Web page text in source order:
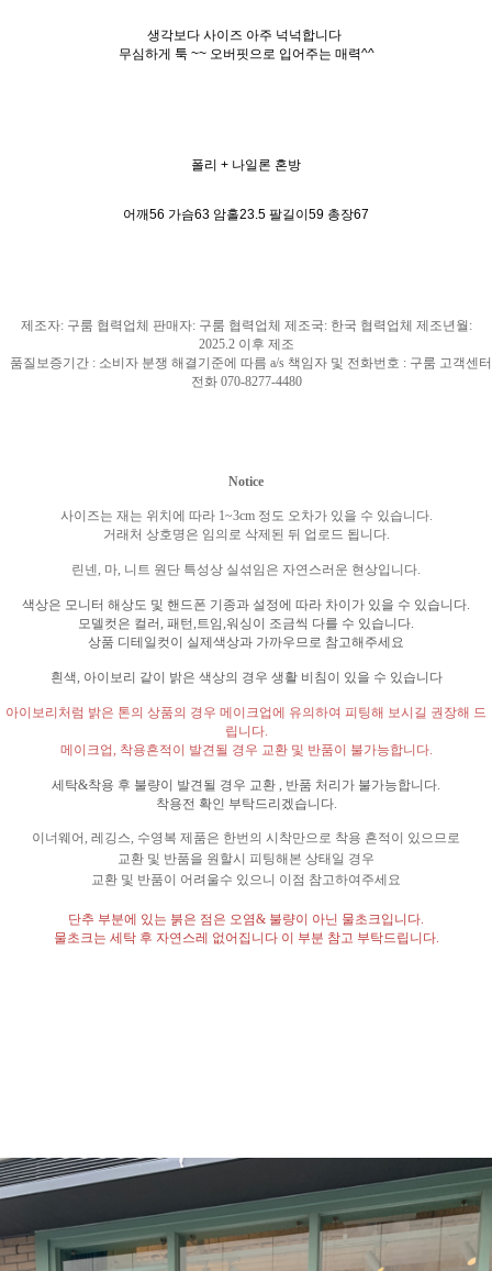
생각보다 사이즈 아주 넉넉합니다
무심하게 툭 ~~ 오버핏으로 입어주는 매력^^
폴리 + 나일론 혼방
어깨56 가슴63 암홀23.5 팔길이59 총장67
제조자: 구룸 협력업체 판매자: 구룸 협력업체 제조국: 한국 협력업체 제조년월 :
2025.2 이후 제조
품질보증기간 : 소비자 분쟁 해결기준에 따름 a/s 책임자 및 전화번호 : 구룸 고객센터
전화 070-8277-4480
Notice
사이즈는 재는 위치에 따라 1~3cm 정도 오차가 있을 수 있습니다.
거래처 상호명은 임의로 삭제된 뒤 업로드 됩니다.
린넨 마 니트 원단 특성상 실섞임은 자연스러운 현상입니다
색상은 모니터 해상도 및 핸드폰 기종과 설정에 따라 차이가 있을 수 있습니다
모델컷은 컬러 패턴 트임 워싱이 조금씩 다를 수 있습니다
상품 디테일컷이 실제색상과 가까우므로 참고해주세요
흰색 아이보리 같이 밝은 색상의 경우 생활 비침이 있을 수 있습니다
아이보리처럼 밝은 톤의 상품의 경우 메이크업에 유의하여 피팅해 보시길 권장해 드
립니다.
메이크업
착용흔적이 발견될 경우 교환 및 반품이 불가능합니다.
세탁&착용 후 불량이 발견될 경우 교환 반품 처리가 불가능합니다
착용전 확인 부탁드리겠습니다.
이너웨어 레깅스 수영복 제품은 한번의 시착만으로 착용 흔적이 있으므로
교환 및 반품을 원할시 피팅해본 상태일 경우
교환 및 반품이 어려울수 있으니 이점 참고하여주세요
단추 부분에 있는 붉은 점은 오염& 불량이 아닌 물초크입니다
물초크는 세탁 후 자연스레 없어집니다 이 부분 참고 부탁드립니다.